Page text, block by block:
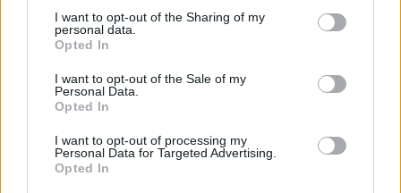
I want to opt-out of the Sharing of my
personal data.
Opted In
I want to opt-out of the Sale of my
Personal Data.
Opted In
I want to opt-out of processing my
Personal Data for Targeted Advertising.
Opted In
1053
Weboldal: http://www.aukcio.net
Bemutatkozás: Immár közel 30 éve, hogy a Múzeum körúton
a Portobello aukciósház kiegészítette az addigi tevékenységét
és megszületett a Mike Portobello Aukciósház. 2022-től saját
oldalunkon bonyolítjuk árverésünket. www.aukcio.net